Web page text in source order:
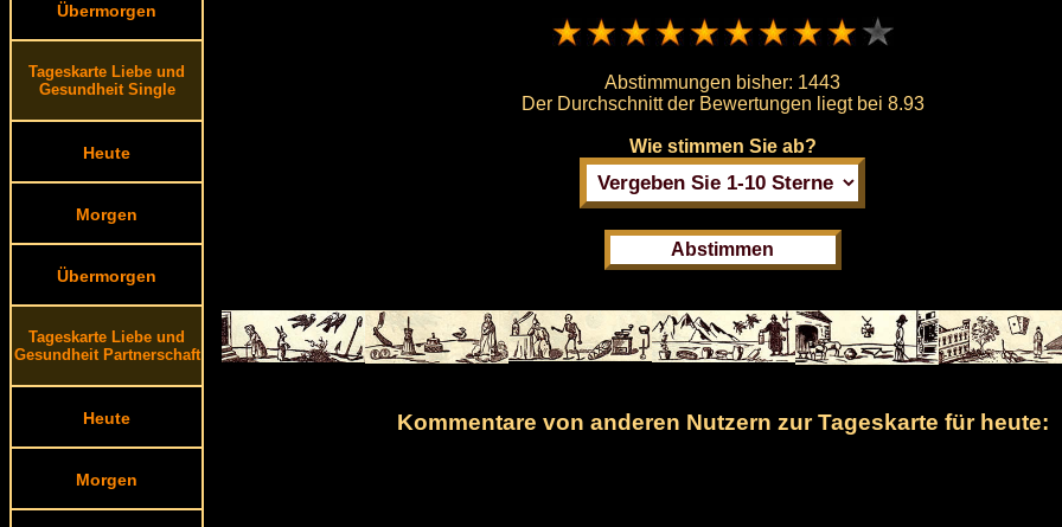
Übermorgen
Tageskarte Liebe und
Gesundheit Single
Heute
Morgen
Übermorgen
Tageskarte Liebe und
Gesundheit Partnerschaft
Heute
Morgen
Abstimmungen bisher: 1443
Der Durchschnitt der Bewertungen liegt bei 8.93
Wie stimmen Sie ab?
Kommentare von anderen Nutzern zur Tageskarte für heute: